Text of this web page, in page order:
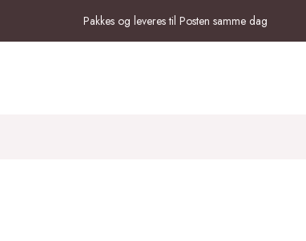
Pakkes og leveres til Posten samme dag